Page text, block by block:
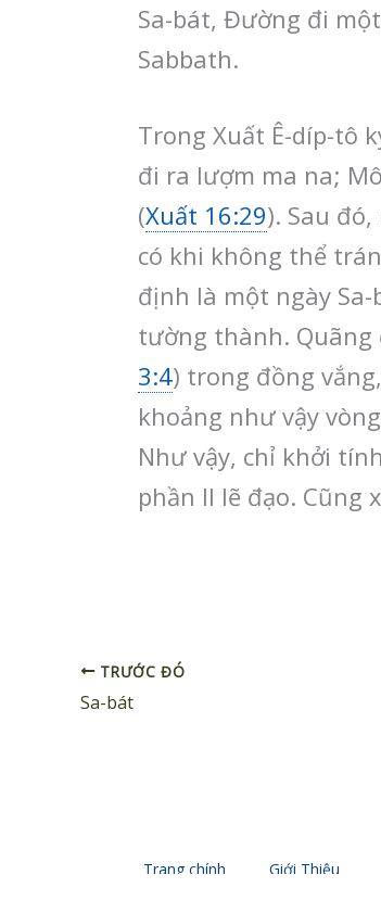
Sa-bát, Đường đi một
Sabbath.
Trong Xuất Ê-díp-tô
đi ra lượm ma na;
(Xuất 16:29). Sau
có khi không thể
định là một ngày
tường thành. Quãng
3:4) trong đồng
khoảng như vậy
Như vậy, chỉ khởi
phần II lẽ đạo. Cũng
TRƯỚC ĐÓ
Sa-bát
Trang chính Giới Thiệu